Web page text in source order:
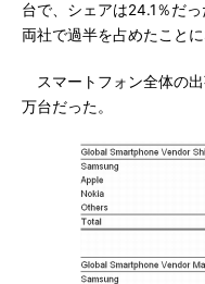
台で、シェアは24.1％だ
両社で過半を占めたことに
スマートフォン全体の
万台だった。